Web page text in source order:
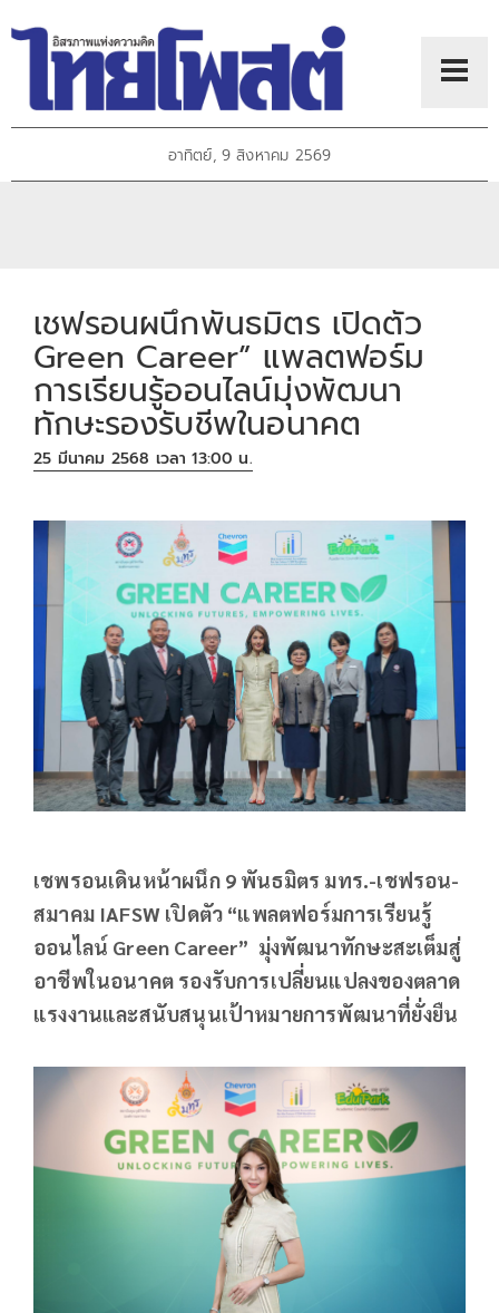
อาทิตย์, 9 สิงหาคม 2569
เชฟรอนผนึกพันธมิตร เปิดตัว
Green Career” แพลตฟอร์ม
การเรียนรู้ออนไลน์มุ่งพัฒนา
ทักษะรองรับชีพในอนาคต
25 มีนาคม 2568 เวลา 13:00 น.
เชพรอนเดินหน้าผนึก 9 พันธมิตร มทร.-เชฟรอน-
สมาคม IAFSW เปิดตัว “แพลตฟอร์มการเรียนรู้
ออนไลน์ Green Career” มุ่งพัฒนาทักษะสะเต็มสู่
อาชีพในอนาคต รองรับการเปลี่ยนแปลงของตลาด
แรงงานและสนับสนุนเป้าหมายการพัฒนาที่ยั่งยืน